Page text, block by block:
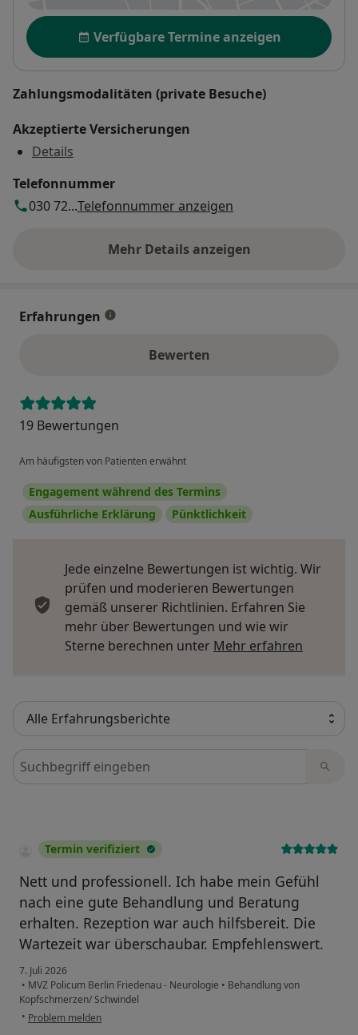
Verfügbarkeit
Verfügbare Termine anzeigen
Zahlungsmodalitäten (private Besuche)
Akzeptierte Versicherungen
Details
Telefonnummer
030 72...Telefonnummer anzeigen
Mehr Details anzeigen
über die Adresse
Erfahrungen
Bewerten
19 Bewertungen
Am häufigsten von Patienten erwähnt
Engagement während des Termins
Ausführliche Erklärung
Pünktlichkeit
Jede einzelne Bewertungen ist wichtig. Wir
prüfen und moderieren Bewertungen
gemäß unserer Richtlinien. Erfahren Sie
mehr über Bewertungen und wie wir
Sterne berechnen unter Mehr erfahren
Bewertungen durchsuchen
Termin verifiziert
Nett und professionell. Ich habe mein Gefühl
nach eine gute Behandlung und Beratung
erhalten. Rezeption war auch hilfsbereit. Die
Wartezeit war überschaubar. Empfehlenswert.
7. Juli 2026
• MVZ Policum Berlin Friedenau - Neurologie • Behandlung von
Kopfschmerzen/ Schwindel
• Problem melden